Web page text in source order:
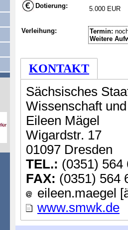
Dotierung: 5.000 EUR
Verleihung: Termin:
Weitere
KONTAKT
Sächsisches
Wissenschaft
Eileen Mägel
Wigardstr. 17
01097 Dresden
TEL.: (0351) 564
FAX: (0351) 564
eileen.maegel
www.smwk.de